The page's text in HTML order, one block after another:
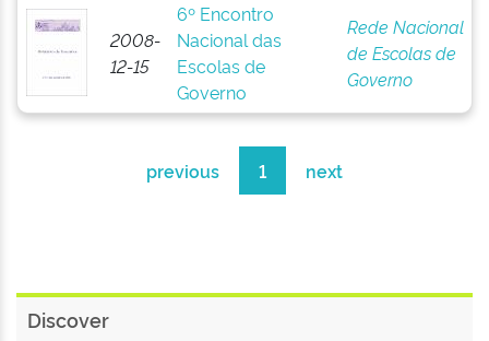
2008-
12-15
6º Encontro
Nacional das
Escolas de
Governo
Rede Nacional
de Escolas de
Governo
previous 1 next
Discover